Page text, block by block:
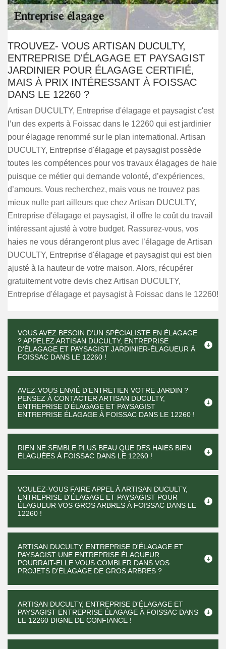
TROUVEZ- VOUS ARTISAN DUCULTY,
ENTREPRISE D'ÉLAGAGE ET PAYSAGIST
JARDINIER POUR ÉLAGAGE CERTIFIÉ,
MAIS À PRIX INTÉRESSANT À FOISSAC
DANS LE 12260 ?
Artisan DUCULTY, Entreprise d'élagage et paysagist c'est
l’un des experts à Foissac dans le 12260 qui est jardinier
pour élagage renommé sur le plan international. Artisan
DUCULTY, Entreprise d'élagage et paysagist possède
toutes les compétences pour vos travaux élagages de haie
puisque ce métier qui demande volonté, d’expériences,
d’amours. Vous recherchez, mais vous ne trouvez pas
mieux nulle part ailleurs que chez Artisan DUCULTY,
Entreprise d'élagage et paysagist, il offre le coût du travail
intéressant ajusté à votre budget. Rassurez-vous, vos
haies ne vous dérangeront plus avec l’élagage de Artisan
DUCULTY, Entreprise d'élagage et paysagist qui est bien
ajusté à la hauteur de votre maison. Alors, récupérer
gratuitement votre devis chez Artisan DUCULTY,
Entreprise d'élagage et paysagist à Foissac dans le 12260!
VOUS AVEZ BESOIN D’UN SPÉCIALISTE EN ÉLAGAGE
? APPELEZ ARTISAN DUCULTY, ENTREPRISE
D'ÉLAGAGE ET PAYSAGIST JARDINIER-ÉLAGUEUR À
FOISSAC DANS LE 12260 !
AVEZ-VOUS ENVIÉ D’ENTRETIEN VOTRE JARDIN ?
PENSEZ À CONTACTER ARTISAN DUCULTY,
ENTREPRISE D'ÉLAGAGE ET PAYSAGIST
ENTREPRISE ÉLAGAGE À FOISSAC DANS LE 12260 !
RIEN NE SEMBLE PLUS BEAU QUE DES HAIES BIEN
ÉLAGUÉES À FOISSAC DANS LE 12260 !
VOULEZ-VOUS FAIRE APPEL À ARTISAN DUCULTY,
ENTREPRISE D'ÉLAGAGE ET PAYSAGIST POUR
ÉLAGUEUR VOS GROS ARBRES À FOISSAC DANS LE
12260 !
ARTISAN DUCULTY, ENTREPRISE D'ÉLAGAGE ET
PAYSAGIST UNE ENTREPRISE ÉLAGUEUR
POURRAIT-ELLE VOUS COMBLER DANS VOS
PROJETS D’ÉLAGAGE DE GROS ARBRES ?
ARTISAN DUCULTY, ENTREPRISE D'ÉLAGAGE ET
PAYSAGIST ENTREPRISE ÉLAGAGE À FOISSAC DANS
LE 12260 DIGNE DE CONFIANCE !